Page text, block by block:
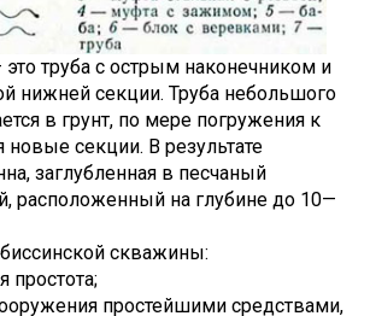
это труба с острым наконечником и
нижней секции. Труба небольшого
в грунт, по мере погружения к
новые секции. В результате
заглубленная в песчаный
расположенный на глубине до 10—
скважины:
простота;
простейшими средствами,